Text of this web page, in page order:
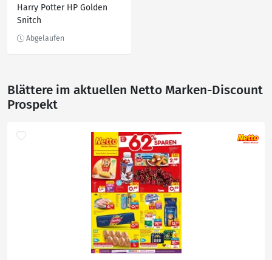
Harry Potter HP Golden
Snitch
Blättere im aktuellen Netto Marken-Discount
Prospekt